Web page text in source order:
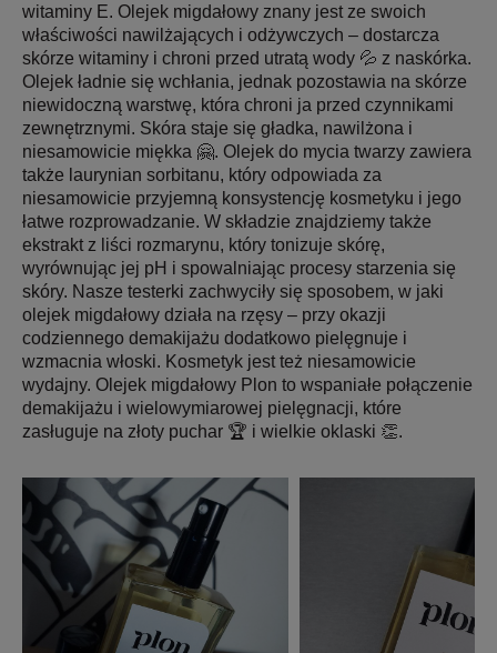
witaminy E. Olejek migdałowy znany jest ze swoich
właściwości nawilżających i odżywczych – dostarcza
skórze witaminy i chroni przed utratą wody 💦 z naskórka.
Olejek ładnie się wchłania, jednak pozostawia na skórze
niewidoczną warstwę, która chroni ja przed czynnikami
zewnętrznymi. Skóra staje się gładka, nawilżona i
niesamowicie miękka 🤗. Olejek do mycia twarzy zawiera
także laurynian sorbitanu, który odpowiada za
niesamowicie przyjemną konsystencję kosmetyku i jego
łatwe rozprowadzanie. W składzie znajdziemy także
ekstrakt z liści rozmarynu, który tonizuje skórę,
wyrównując jej pH i spowalniając procesy starzenia się
skóry. Nasze testerki zachwyciły się sposobem, w jaki
olejek migdałowy działa na rzęsy – przy okazji
codziennego demakijażu dodatkowo pielęgnuje i
wzmacnia włoski. Kosmetyk jest też niesamowicie
wydajny. Olejek migdałowy Plon to wspaniałe połączenie
demakijażu i wielowymiarowej pielęgnacji, które
zasługuje na złoty puchar 🏆 i wielkie oklaski 👏.